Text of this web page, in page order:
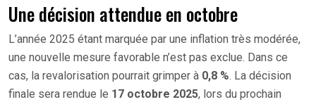
Une décision attendue en octobre
L’année 2025 étant marquée par une inflation très modérée,
une nouvelle mesure favorable n’est pas exclue. Dans ce
cas, la revalorisation pourrait grimper à 0,8 %. La décision
finale sera rendue le 17 octobre 2025, lors du prochain